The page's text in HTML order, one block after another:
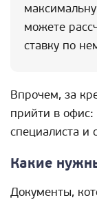
можете
ставку по
Впрочем, за
прийти в офис:
специалиста и
Какие
Документы,